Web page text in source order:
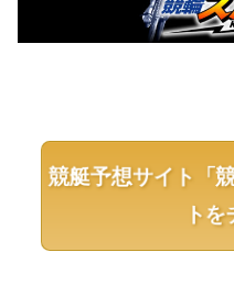
競艇予想サイト「
ト